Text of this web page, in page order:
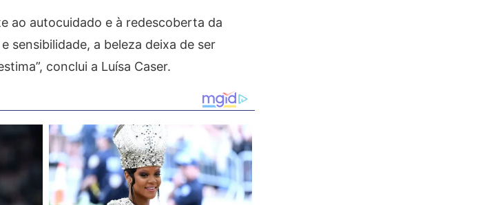
ao autocuidado e à redescoberta da
sensibilidade, a beleza deixa de ser
conclui a Luísa Caser.